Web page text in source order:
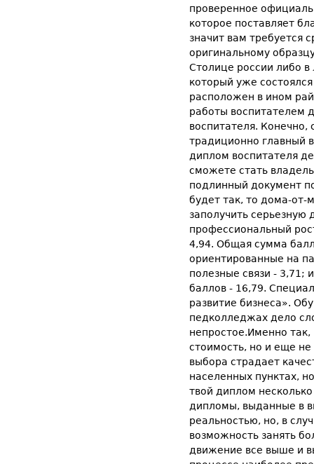
проверенное
которое поставляет
значит вам требуется
оригинальному
Столице россии либо
который уже
расположен в ином
работы воспитателем
воспитателя. Конечно,
традиционно главный
диплом воспитателя
сможете стать
подлинный документ
будет так, то дома-
заполучить серьезную
профессиональный
4,94. Общая сумма
ориентированные на
полезные связи - 3,71;
баллов - 16,79.
развитие бизнеса».
педколледжах дело
непростое.Именно
стоимость, но и еще не
выбора страдает
населенных пунктах,
твой диплом
дипломы, выданные в
реальностью, но, в
возможность занять
движение все выше и